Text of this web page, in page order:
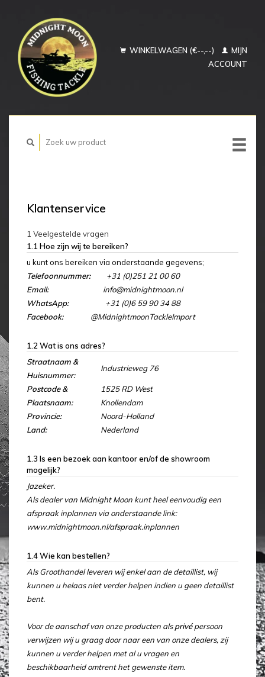
WINKELWAGEN (€--,--)
MIJN
ACCOUNT
Klantenservice
1 Veelgestelde vragen
1.1 Hoe zijn wij te bereiken?
u kunt ons bereiken via onderstaande gegevens;
Telefoonnummer:
+31 (0)251 21 00 60
Email:
info@midnightmoon.nl
WhatsApp:
+31 (0)6 59 90 34 88
Facebook:
@MidnightmoonTackleImport
1.2 Wat is ons adres?
Straatnaam &
Huisnummer:
Industrieweg 76
Postcode &
Plaatsnaam:
1525 RD West
Knollendam
Provincie:
Noord-Holland
Land:
Nederland
1.3 Is een bezoek aan kantoor en/of de showroom
mogelijk?
Jazeker.
Als dealer van Midnight Moon kunt heel eenvoudig een
afspraak inplannen via onderstaande link:
www.midnightmoon.nl/afspraak.inplannen
1.4 Wie kan bestellen?
Als Groothandel leveren wij enkel aan de detaillist, wij
kunnen u helaas niet verder helpen indien u geen detaillist
bent.
Voor de aanschaf van onze producten alsprivépersoon
verwijzen wij u graag door naar een van onze dealers, zij
kunnen u verder helpen met al u vragen en
beschikbaarheid omtrent het gewenste item.